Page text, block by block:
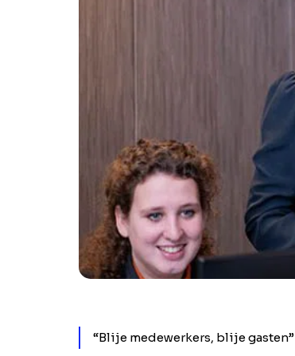
“Blije medewerkers, blije gasten”